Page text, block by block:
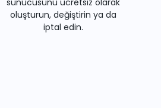
oluşturun, değiştirin ya da
iptal edin.